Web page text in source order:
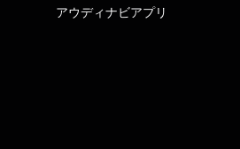
アウディナビアプリ